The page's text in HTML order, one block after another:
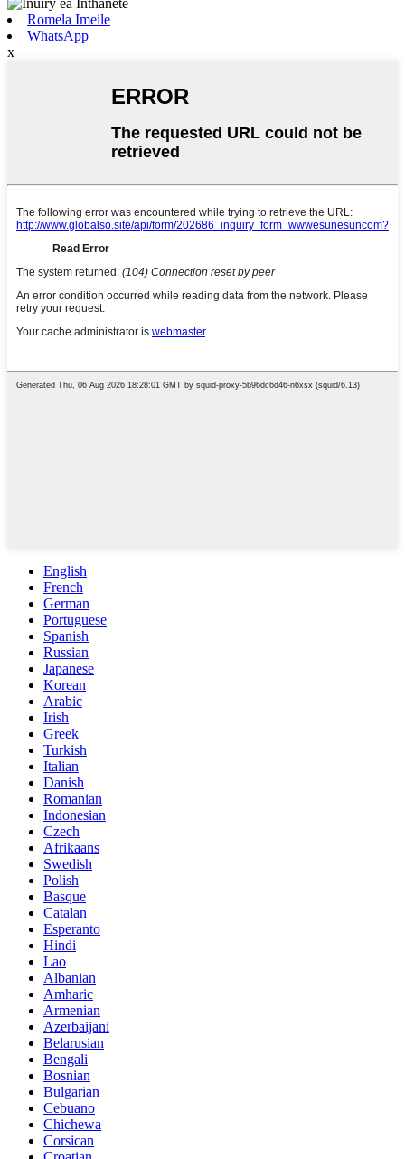
Romela Imeile
WhatsApp
x
English
French
German
Portuguese
Spanish
Russian
Japanese
Korean
Arabic
Irish
Greek
Turkish
Italian
Danish
Romanian
Indonesian
Czech
Afrikaans
Swedish
Polish
Basque
Catalan
Esperanto
Hindi
Lao
Albanian
Amharic
Armenian
Azerbaijani
Belarusian
Bengali
Bosnian
Bulgarian
Cebuano
Chichewa
Corsican